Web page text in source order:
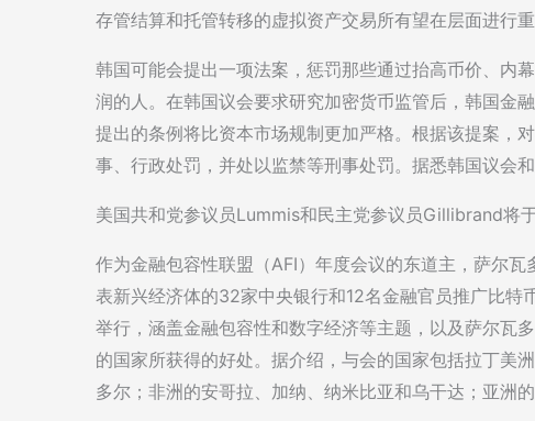
存管结算和托管转移的虚拟资产交易所有望在层面进行重
韩国可能会提出一项法案，惩罚那些通过抬高币价、内
润的人。在韩国议会要求研究加密货币监管后，韩国金
提出的条例将比资本市场规制更加严格。根据该提案，
事、行政处罚，并处以监禁等刑事处罚。据悉韩国议会
美国共和党参议员Lummis和民主党参议员Gillibrand将
作为金融包容性联盟（AFI）年度会议的东道主，萨尔
表新兴经济体的32家中央银行和12名金融官员推广比
举行，涵盖金融包容性和数字经济等主题，以及萨尔瓦
的国家所获得的好处。据介绍，与会的国家包括拉丁美
多尔；非洲的安哥拉、加纳、纳米比亚和乌干达；亚洲